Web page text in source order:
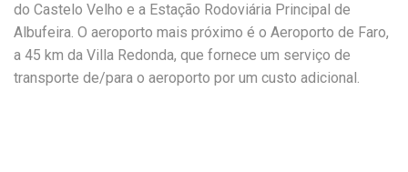
do Castelo Velho e a Estação Rodoviária Principal de
Albufeira. O aeroporto mais próximo é o Aeroporto de Faro,
a 45 km da Villa Redonda, que fornece um serviço de
transporte de/para o aeroporto por um custo adicional.